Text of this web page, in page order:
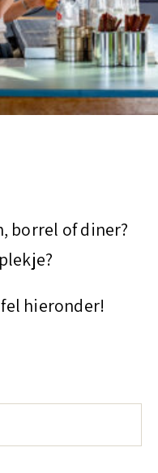
borrel of diner?
hieronder!